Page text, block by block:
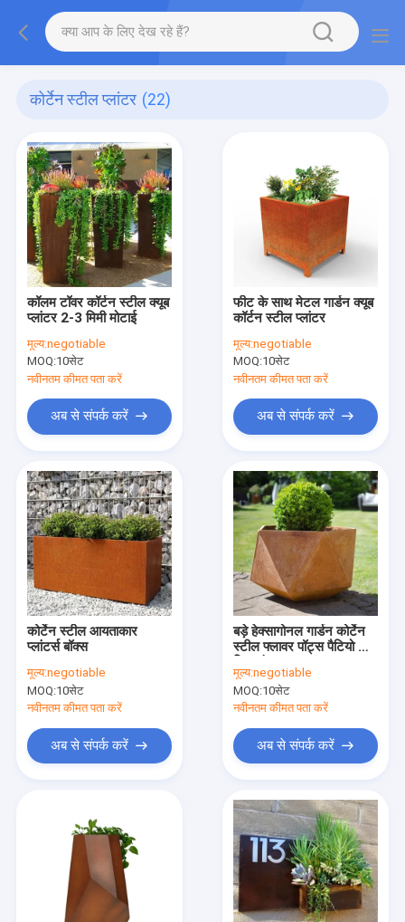
कोर्टेन स्टील प्लांटर (22)
कॉलम टॉवर कॉर्टन स्टील क्यूब
प्लांटर 2-3 मिमी मोटाई
मूल्य:negotiable
MOQ:10सेट
नवीनतम कीमत पता करें
अब से संपर्क करें
फीट के साथ मेटल गार्डन क्यूब
कॉर्टन स्टील प्लांटर
मूल्य:negotiable
MOQ:10सेट
नवीनतम कीमत पता करें
अब से संपर्क करें
कोर्टेन स्टील आयताकार
प्लांटर्स बॉक्स
मूल्य:negotiable
MOQ:10सेट
नवीनतम कीमत पता करें
अब से संपर्क करें
बड़े हेक्सागोनल गार्डन कोर्टेन
स्टील फ्लावर पॉट्स पैटियो के
मूल्य:negotiable
MOQ:10सेट
नवीनतम कीमत पता करें
अब से संपर्क करें